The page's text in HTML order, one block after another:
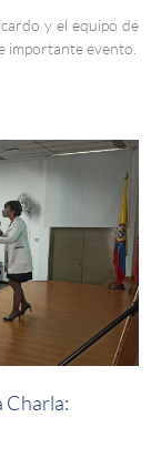
y el equipo de
importante evento.
Charla: